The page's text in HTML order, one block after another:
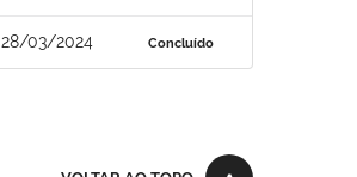
28/03/2024 Concluído